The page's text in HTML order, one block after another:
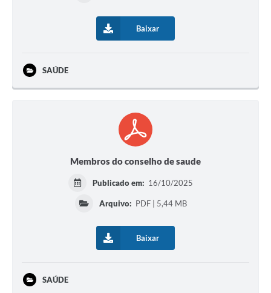
Baixar
SAÚDE
Membros do conselho de saude
Publicado em: 16/10/2025
Arquivo: PDF | 5,44 MB
Baixar
SAÚDE